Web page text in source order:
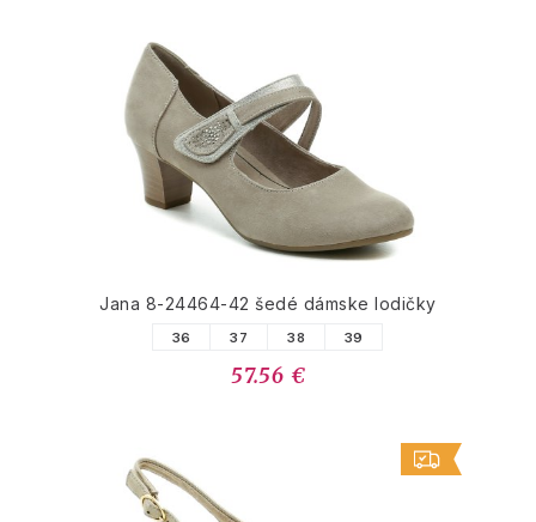
Jana 8-24464-42 šedé dámske lodičky
36 37 38 39
57.56 €